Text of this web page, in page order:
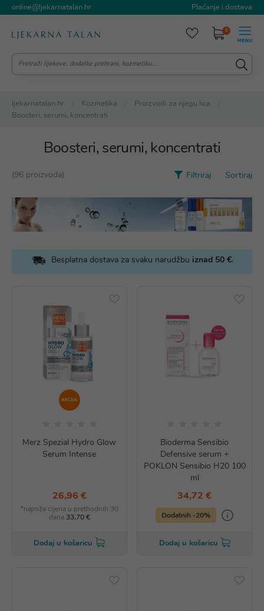
online@ljekarnatalan.hr Plaćanje i dostava
0
ljekarnatalan.hr Kozmetika
Proizvodi za njegu lica
Boosteri, serumi, koncentrati
Boosteri, serumi, koncentrati
(96 proizvoda) Filtriraj Sortiraj
Besplatna dostava za svaku narudžbu iznad 50 €.
AKCIJA
Merz Spezial Hydro Glow
Serum Intense
26,96 €
*najniža cijena u prethodnih 30
dana 33,70 €
Dodaj u košaricu
Bioderma Sensibio
Defensive serum +
POKLON Sensibio H20 100
ml
34,72 €
Dodatnih -20%
Dodaj u košaricu